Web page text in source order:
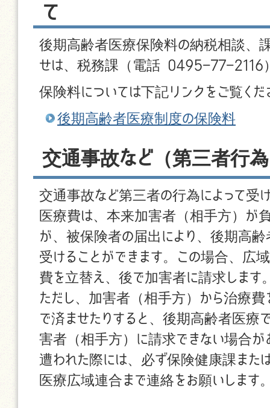
て
後期高齢者医療保険料の納税相談、
せは、税務課（電話 0495−77−2116
保険料については下記リンクをご覧くだ
後期高齢者医療制度の保険料
交通事故など（第三者行為
交通事故など第三者の行為によって受
医療費は、本来加害者（相手方）が負
が、被保険者の届出により、後期高
受けることができます。この場合、広
費を立替え、後で加害者に請求します
ただし、加害者（相手方）から治療費
で済ませたりすると、後期高齢者医療
害者（相手方）に請求できない場合が
遭われた際には、必ず保険健康課また
医療広域連合まで連絡をお願いします